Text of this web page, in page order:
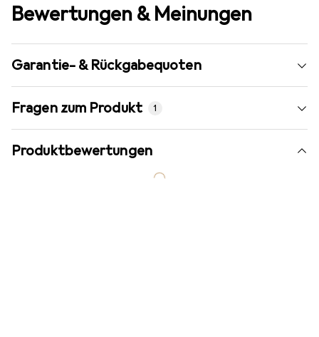
Bewertungen & Meinungen
Garantie- & Rückgabequoten
Fragen zum Produkt 1
Produktbewertungen